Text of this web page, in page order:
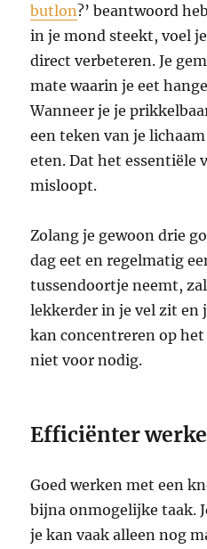
butlon?’ beantwoord
in je mond steekt, voel
direct verbeteren. Je
mate waarin je eet
Wanneer je je
een teken van je
eten. Dat het essentiële
misloopt.
Zolang je gewoon drie
dag eet en regelmatig
tussendoortje neemt,
lekkerder in je vel zit en
kan concentreren op het
niet voor nodig.
Efficiënter
Goed werken met een
bijna onmogelijke taak.
je kan vaak alleen nog